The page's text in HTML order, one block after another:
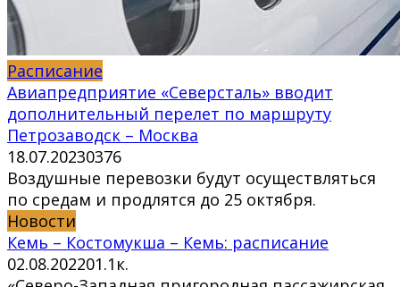
Расписание
Авиапредприятие «Северсталь» вводит
дополнительный перелет по маршруту
Петрозаводск – Москва
18.07.20230376
Воздушные перевозки будут осуществляться
по средам и продлятся до 25 октября.
Новости
Кемь – Костомукша – Кемь: расписание
02.08.202201.1к.